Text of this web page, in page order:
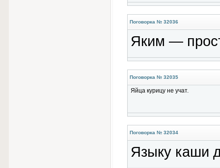
Поговорка № 32036
Яким —
Поговорка № 32035
Яйца курицу не учат.
Поговорка № 32034
Языку каши